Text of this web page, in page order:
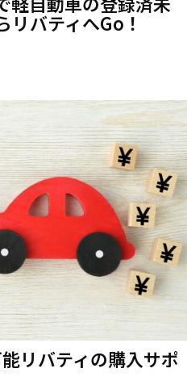
リバティへGo！
リバティの購入サポ